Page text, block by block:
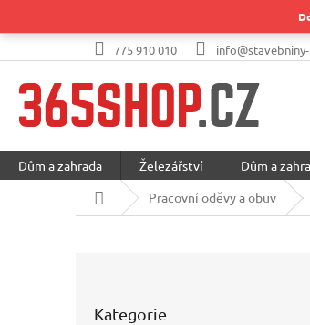
775 910 010
Dům a zahrada Železářství Dům a
Domů
Pracovní oděvy a obuv
kategorie
Kategorie